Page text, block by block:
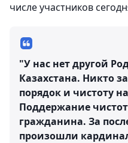
числе участников
"У нас нет другой
Казахстана. Никто
порядок и чистоту
Поддержание
гражданина. За
произошли